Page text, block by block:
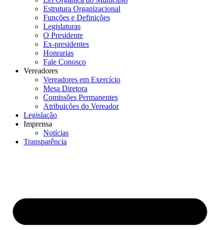
Estrutura Organizacional
Funções e Definições
Legislaturas
O Presidente
Ex-presidentes
Honrarias
Fale Conosco
Vereadores
Vereadores em Exercício
Mesa Diretora
Comissões Permanentes
Atribuições do Vereador
Legislação
Imprensa
Notícias
Transparência